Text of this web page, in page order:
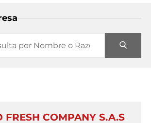
FRESH COMPANY S.A.S